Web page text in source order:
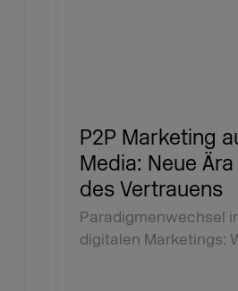
P2P Marketing
Media: Neue Ära
des Vertrauens
Paradigmenwechsel
digitalen Marketings: